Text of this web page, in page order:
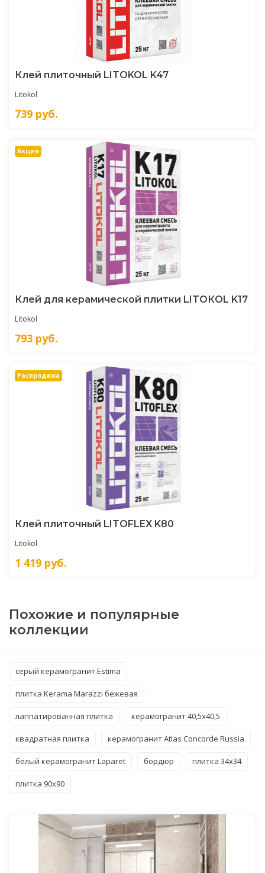
Клей плиточный LITOKOL K47
Litokol
739 руб.
Акция
Клей для керамической плитки LITOКOL K17
Litokol
793 руб.
Распродажа
Клей плиточный LITOFLEX K80
Litokol
1 419 руб.
Похожие и популярные
коллекции
серый керамогранит Estima
плитка Kerama Marazzi бежевая
лаппатированная плитка керамогранит 40,5x40,5
квадратная плитка керамогранит Atlas Concorde Russia
белый керамогранит Laparet бордюр плитка 34x34
плитка 90x90